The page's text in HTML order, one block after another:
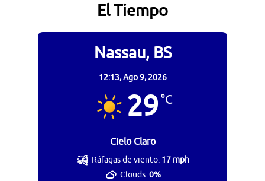
El Tiempo
Nassau, BS
12:13,Ago 9, 2026
29°C
Cielo Claro
Ráfagas de viento: 17 mph
Clouds:0%